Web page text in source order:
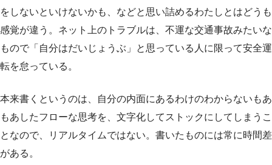
をしないといけないかも、などと思い詰めるわたしとはどうも
感覚が違う。ネット上のトラブルは、不運な交通事故みたいな
もので「自分はだいじょうぶ」と思っている人に限って安全運
転を怠っている。
本来書くというのは、自分の内面にあるわけのわからないもあ
もあしたフローな思考を、文字化してストックにしてしまうこ
となので、リアルタイムではない。書いたものには常に時間差
がある。